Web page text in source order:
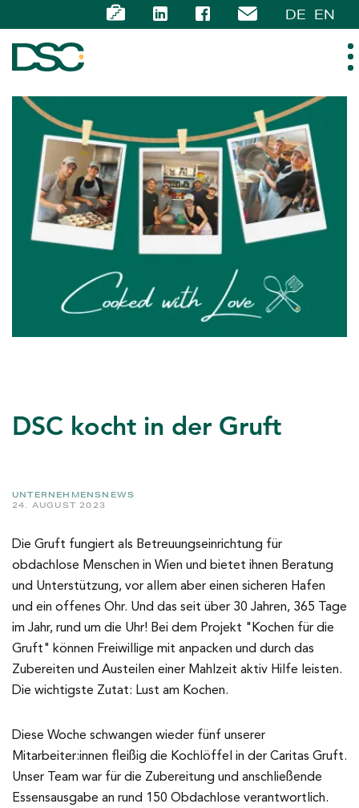
DE EN
ÜBER UNS
EXPERTISE
TEAM
NEWS
KARRIERE
DSC kocht in der Gruft
UNTERNEHMENSNEWS
24. AUGUST 2023
Die Gruft fungiert als Betreuungseinrichtung für
obdachlose Menschen in Wien und bietet ihnen Beratung
und Unterstützung, vor allem aber einen sicheren Hafen
und ein offenes Ohr. Und das seit über 30 Jahren, 365 Tage
im Jahr, rund um die Uhr! Bei dem Projekt "Kochen für die
Gruft" können Freiwillige mit anpacken und durch das
Zubereiten und Austeilen einer Mahlzeit aktiv Hilfe leisten.
Die wichtigste Zutat: Lust am Kochen.
Diese Woche schwangen wieder fünf unserer
Mitarbeiter:innen fleißig die Kochlöffel in der Caritas Gruft.
Unser Team war für die Zubereitung und anschließende
Essensausgabe an rund 150 Obdachlose verantwortlich.